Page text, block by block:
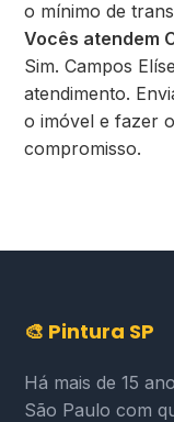
o mínimo de
Vocês atendem
Sim. Campos
atendimento.
o imóvel e fazer
compromisso.
🎨 Pintura SP
Há mais de 15
São Paulo com